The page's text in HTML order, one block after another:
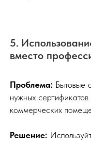
5.
вместо
Проблема: Бытовые
нужных
коммерческих
Решение: